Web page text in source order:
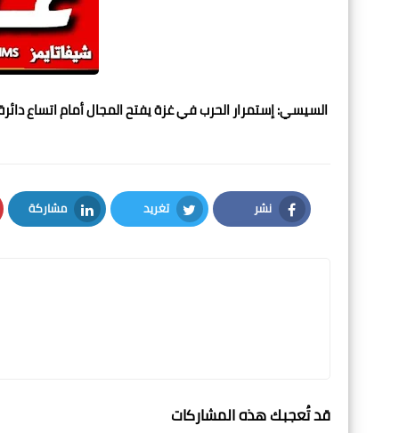
السيسي: إستمرار الحرب في غزة يفتح المجال أمام اتساع
نشر
Facebook
تغريد
Twitter
مشاركة
LinkedIn
قد تُعجبك هذه المشاركات